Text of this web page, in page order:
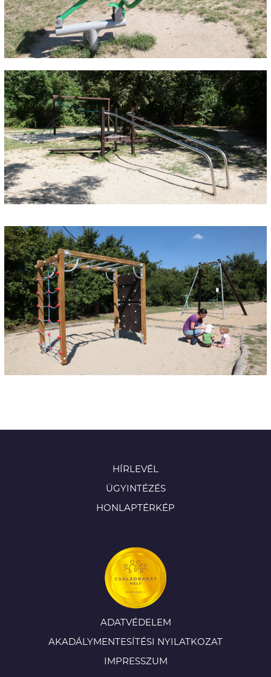
HÍRLEVÉL
ÜGYINTÉZÉS
HONLAPTÉRKÉP
ADATVÉDELEM
AKADÁLYMENTESÍTÉSI NYILATKOZAT
IMPRESSZUM